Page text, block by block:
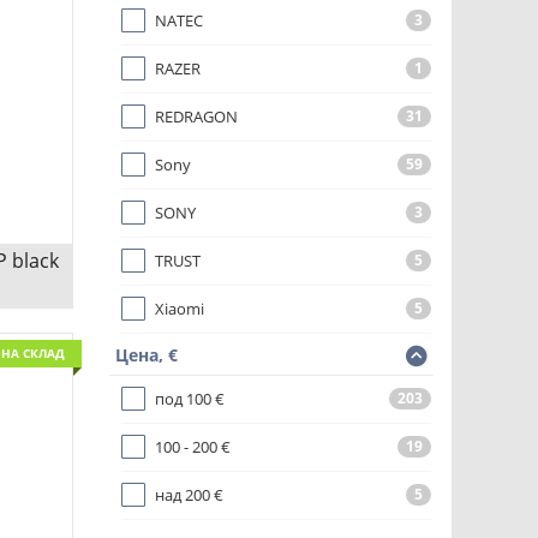
NATEC 3
RAZER 1
REDRAGON 31
Sony 59
SONY 3
TRUST 5
Xiaomi 5
Цена, €
под 100 € 203
100 - 200 € 19
над 200 € 5
black
НА СКЛАД